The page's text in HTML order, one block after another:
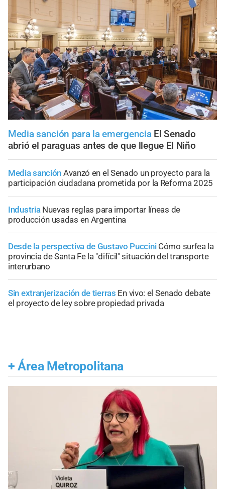
Media sanción para la emergencia El Senado
abrió el paraguas antes de que llegue El Niño
Media sanción Avanzó en el Senado un proyecto para la
participación ciudadana prometida por la Reforma 2025
Industria Nuevas reglas para importar líneas de
producción usadas en Argentina
Desde la perspectiva de Gustavo Puccini Cómo surfea la
provincia de Santa Fe la "difícil" situación del transporte
interurbano
Sin extranjerización de tierras En vivo: el Senado debate
el proyecto de ley sobre propiedad privada
+ Área Metropolitana